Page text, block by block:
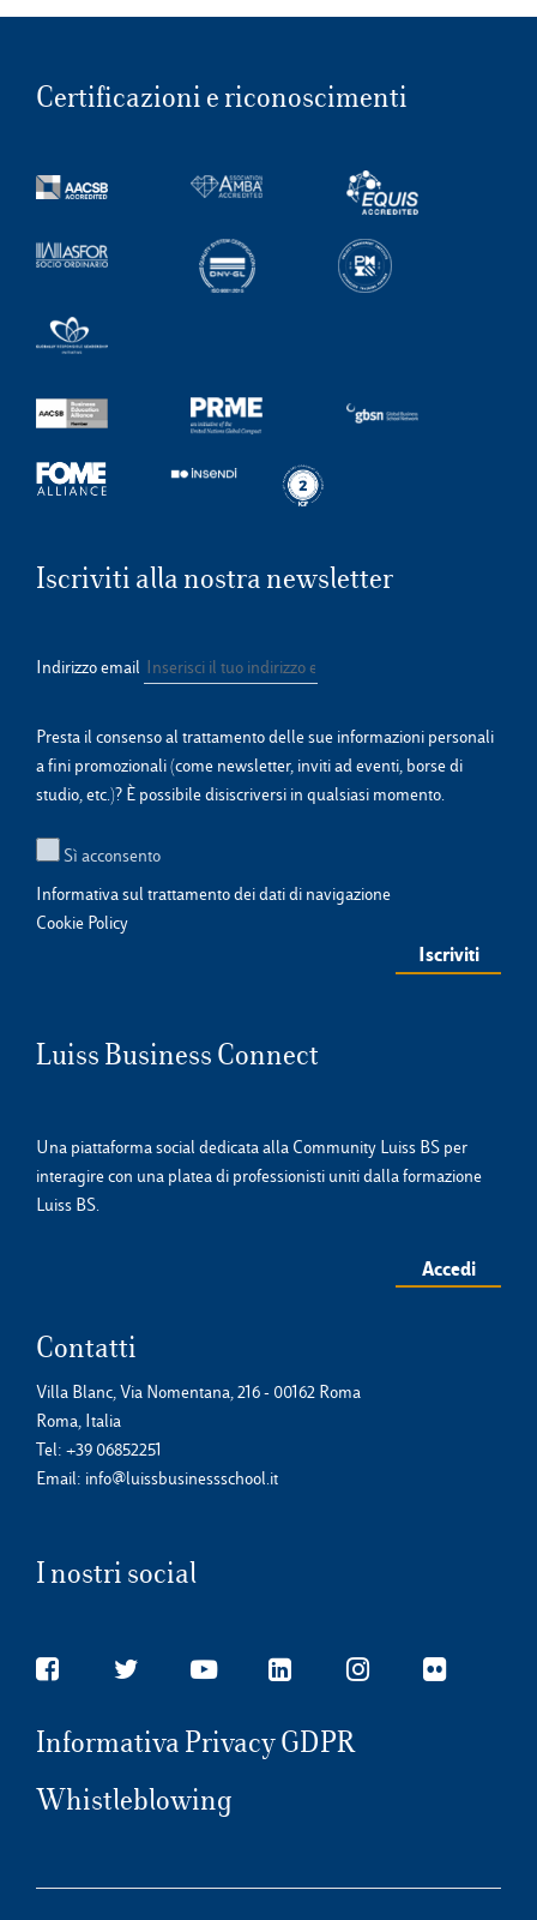
Certificazioni e riconoscimenti
Iscriviti alla nostra newsletter
Indirizzo email
Presta il consenso al trattamento delle sue informazioni personali
a fini promozionali (come newsletter, inviti ad eventi, borse di
studio, etc.)? È possibile disiscriversi in qualsiasi momento.
Sì acconsento
Informativa sul trattamento dei dati di navigazione
Cookie Policy
Luiss Business Connect
Una piattaforma social dedicata alla Community Luiss BS per
interagire con una platea di professionisti uniti dalla formazione
Luiss BS.
Accedi
Contatti
Villa Blanc, Via Nomentana, 216 - 00162 Roma
Roma, Italia
Tel: +39 06852251
Email: info@luissbusinessschool.it
I nostri social
Informativa Privacy GDPR
Whistleblowing